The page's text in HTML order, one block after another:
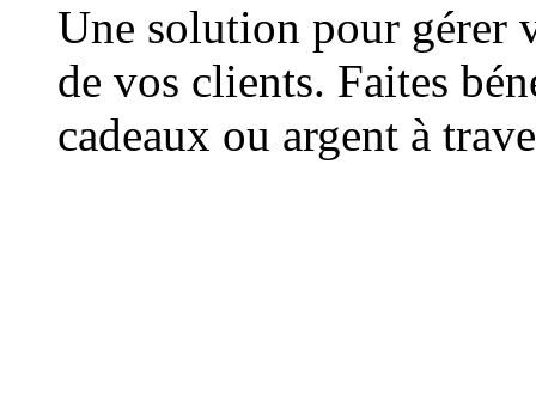
Une solution pour gérer
de vos clients. Faites
cadeaux ou argent à